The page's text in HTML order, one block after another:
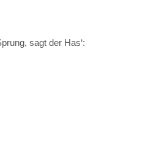
sagt der Has‘: